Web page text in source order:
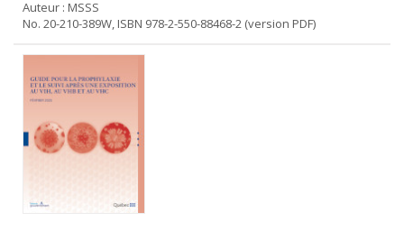
Auteur : MSSS
No. 20-210-389W, ISBN 978-2-550-88468-2 (version PDF)